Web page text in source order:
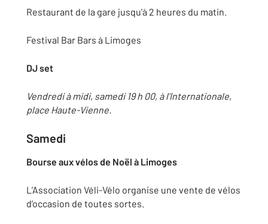
Restaurant de la gare jusqu'à 2 heures du matin.
Festival Bar Bars à Limoges
DJ set
Vendredi à midi, samedi 19 h 00, à l’Internationale,
place Haute-Vienne.
Samedi
Bourse aux vélos de Noël à Limoges
L’Association Véli-Vélo organise une vente de vélos
d’occasion de toutes sortes.